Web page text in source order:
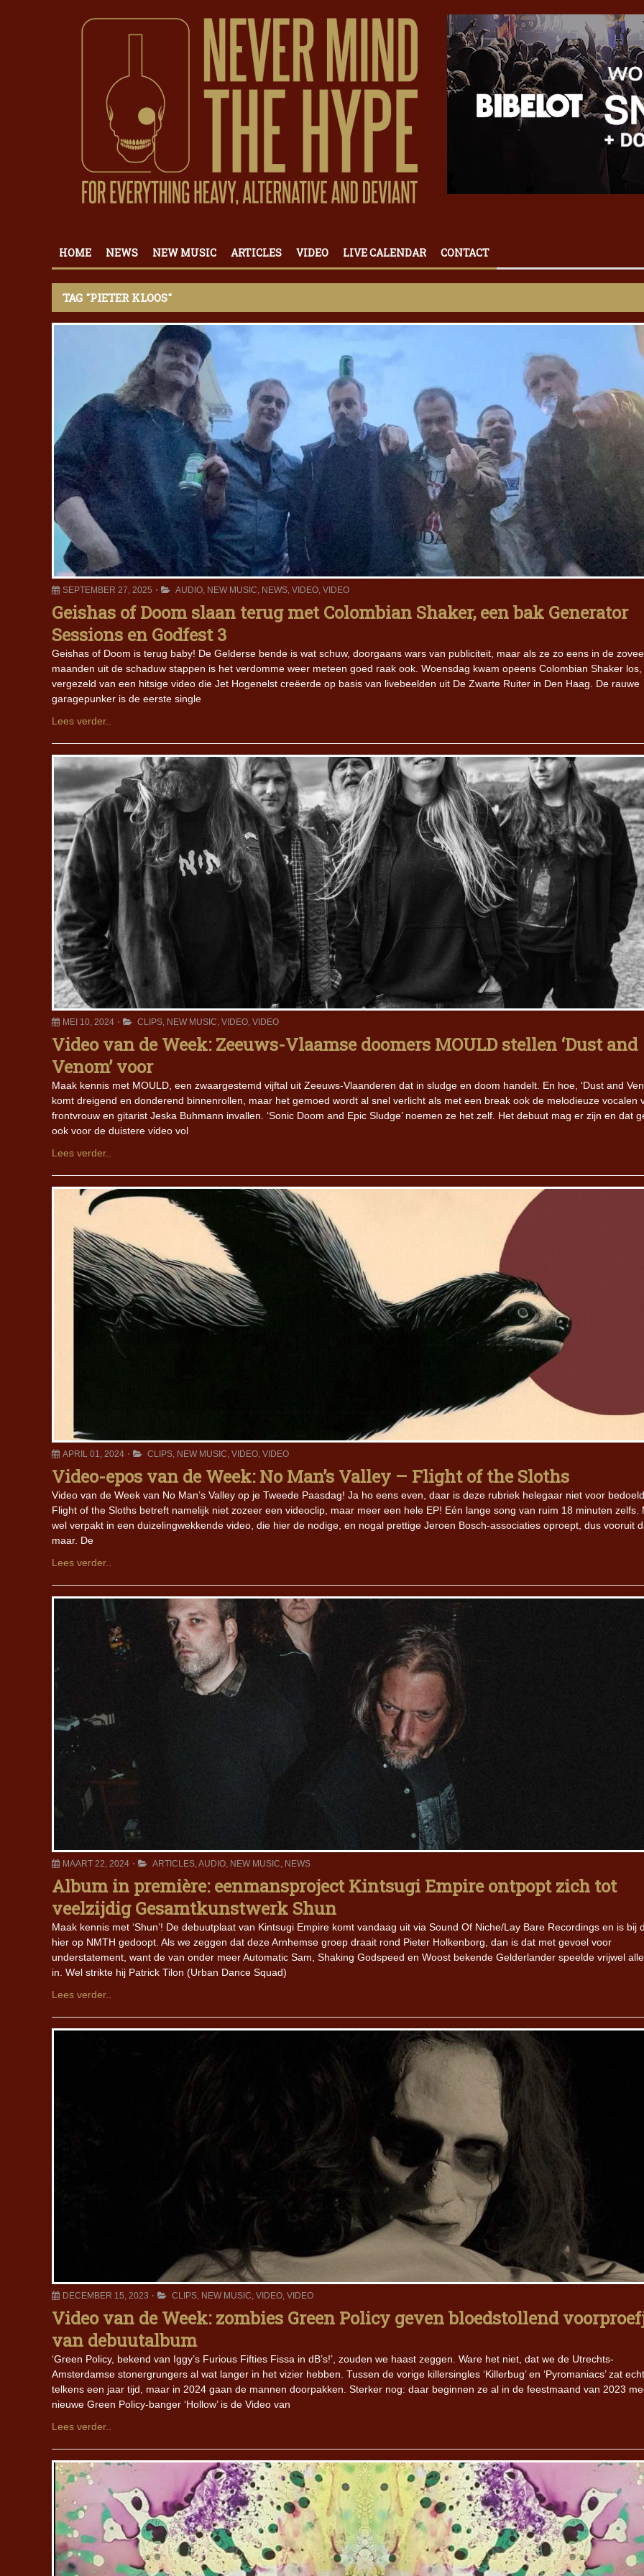
HOME NEWS NEW MUSIC ARTICLES VIDEO LIVE CALENDAR CONTACT
TAG "PIETER KLOOS"
SEPTEMBER 27, 2025 AUDIO, NEW MUSIC, NEWS, VIDEO, VIDEO
Geishas of Doom slaan terug met Colombian Shaker, een bak Generator
Sessions en Godfest 3
Geishas of Doom is terug baby! De Gelderse bende is wat schuw, doorgaans wars van publiciteit, maar als ze zo eens in de
maanden uit de schaduw stappen is het verdomme weer meteen goed raak ook. Woensdag kwam opeens Colombian Shaker los,
vergezeld van een hitsige video die Jet Hogenelst creëerde op basis van livebeelden uit De Zwarte Ruiter in Den Haag. De rauwe
garagepunker is de eerste single
Lees verder..
MEI 10, 2024 CLIPS, NEW MUSIC, VIDEO, VIDEO
Video van de Week: Zeeuws-Vlaamse doomers MOULD stellen ‘Dust and
Venom’ voor
Maak kennis met MOULD, een zwaargestemd vijftal uit Zeeuws-Vlaanderen dat in sludge en doom handelt. En hoe, ‘Dust and
komt dreigend en donderend binnenrollen, maar het gemoed wordt al snel verlicht als met een break ook de melodieuze vocalen
frontvrouw en gitarist Jeska Buhmann invallen. ‘Sonic Doom and Epic Sludge’ noemen ze het zelf. Het debuut mag er zijn en dat
ook voor de duistere video vol
Lees verder..
APRIL 01, 2024 CLIPS, NEW MUSIC, VIDEO, VIDEO
Video-epos van de Week: No Man’s Valley – Flight of the Sloths
Video van de Week van No Man’s Valley op je Tweede Paasdag! Ja ho eens even, daar is deze rubriek helegaar niet voor
Flight of the Sloths betreft namelijk niet zozeer een videoclip, maar meer een hele EP! Eén lange song van ruim 18 minuten zelfs.
wel verpakt in een duizelingwekkende video, die hier de nodige, en nogal prettige Jeroen Bosch-associaties oproept, dus vooruit
maar. De
Lees verder..
MAART 22, 2024 ARTICLES,AUDIO, NEW MUSIC, NEWS
Album in première: eenmansproject Kintsugi Empire ontpopt zich tot
veelzijdig Gesamtkunstwerk Shun
Maak kennis met ‘Shun’! De debuutplaat van Kintsugi Empire komt vandaag uit via Sound Of Niche/Lay Bare Recordings en is bij
hier op NMTH gedoopt. Als we zeggen dat deze Arnhemse groep draait rond Pieter Holkenborg, dan is dat met gevoel voor
understatement, want de van onder meer Automatic Sam, Shaking Godspeed en Woost bekende Gelderlander speelde vrijwel
in. Wel strikte hij Patrick Tilon (Urban Dance Squad)
Lees verder..
DECEMBER 15, 2023 CLIPS, NEW MUSIC, VIDEO, VIDEO
Video van de Week: zombies Green Policy geven bloedstollend
van debuutalbum
‘Green Policy, bekend van Iggy’s Furious Fifties Fissa in dB’s!’, zouden we haast zeggen. Ware het niet, dat we de Utrechts-
Amsterdamse stonergrungers al wat langer in het vizier hebben. Tussen de vorige killersingles ‘Killerbug’ en ‘Pyromaniacs’ zat
telkens een jaar tijd, maar in 2024 gaan de mannen doorpakken. Sterker nog: daar beginnen ze al in de feestmaand van 2023
nieuwe Green Policy-banger ‘Hollow’ is de Video van
Lees verder..
Iron Jinn doopt vers epos